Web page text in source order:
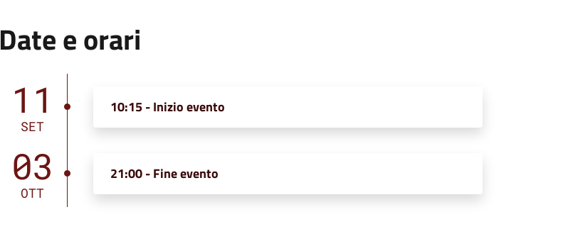
Date e orari
11
SET
10:15 - Inizio evento
03
OTT
21:00 - Fine evento